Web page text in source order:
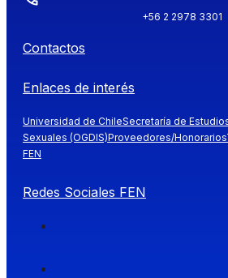
+56 2 2978 3301
Contactos
Enlaces de interés
Universidad de ChileSecretaría de
Sexuales (OGDIS)Proveedores/Honorarios
FEN
Redes Sociales FEN